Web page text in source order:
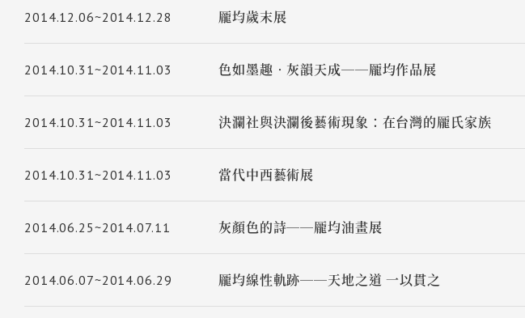
2014.12.06~2014.12.28 龎均歲末展
2014.10.31~2014.11.03 色如墨趣‧灰韻天成──龎均作品展
2014.10.31~2014.11.03 決瀾社與決瀾後藝術現象：在台灣的龎氏家族
2014.10.31~2014.11.03 當代中西藝術展
2014.06.25~2014.07.11 灰顏色的詩──龎均油畫展
2014.06.07~2014.06.29 龎均線性軌跡──天地之道 一以貫之